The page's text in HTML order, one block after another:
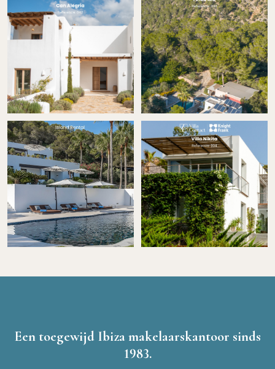
Een toegewijd Ibiza makelaarskantoor sinds
1983.